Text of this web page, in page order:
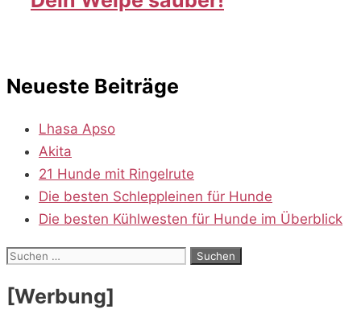
Neueste Beiträge
Lhasa Apso
Akita
21 Hunde mit Ringelrute
Die besten Schleppleinen für Hunde
Die besten Kühlwesten für Hunde im Überblick
Suchen
[Werbung]